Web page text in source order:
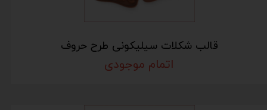
قالب شکلات سیلیکونی طرح حروف
اتمام موجودی